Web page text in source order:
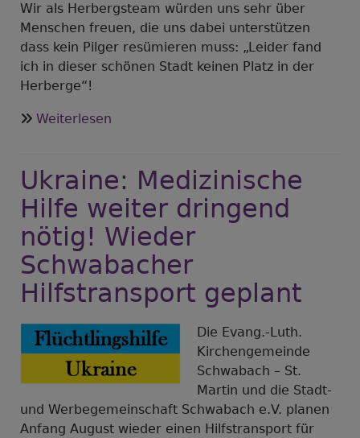
Wir als Herbergsteam würden uns sehr über
Menschen freuen, die uns dabei unterstützen
dass kein Pilger resümieren muss: „Leider fand
ich in dieser schönen Stadt keinen Platz in der
Herberge“!
Weiterlesen
Begegnung?
Ukraine: Medizinische
Hilfe weiter dringend
nötig! Wieder
Schwabacher
Hilfstransport geplant
Die Evang.-Luth.
Kirchengemeinde
Schwabach – St.
Martin und die Stadt-
und Werbegemeinschaft Schwabach e.V. planen
Anfang August wieder einen Hilfstransport für